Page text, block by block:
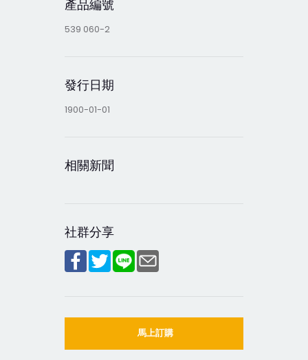
產品編號
539 060-2
發行日期
1900-01-01
相關新聞
社群分享
馬上訂購